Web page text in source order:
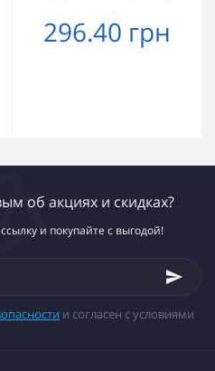
296.40 грн
об акциях и скидках?
и покупайте с выгодой!
и согласен с условиями